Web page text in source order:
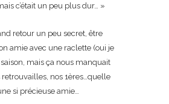
c’était un peu plus dur… »
retour un peu secret, être
amie avec une raclette (oui je
saison, mais ça nous manquait
nos 1ères…quelle
si précieuse amie…